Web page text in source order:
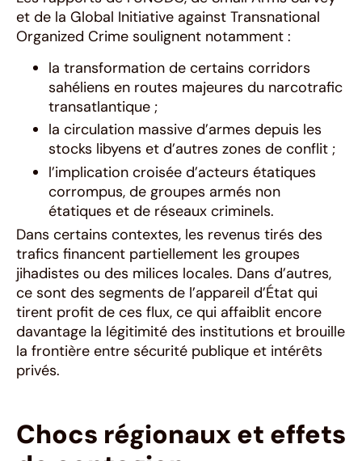
et de la Global Initiative against Transnational
Organized Crime soulignent notamment :
la transformation de certains corridors
sahéliens en routes majeures du narcotrafic
transatlantique ;
la circulation massive d’armes depuis les
stocks libyens et d’autres zones de conflit ;
l’implication croisée d’acteurs étatiques
corrompus, de groupes armés non
étatiques et de réseaux criminels.
Dans certains contextes, les revenus tirés des
trafics financent partiellement les groupes
jihadistes ou des milices locales. Dans d’autres,
ce sont des segments de l’appareil d’État qui
tirent profit de ces flux, ce qui affaiblit encore
davantage la légitimité des institutions et brouille
la frontière entre sécurité publique et intérêts
privés.
Chocs régionaux et effets